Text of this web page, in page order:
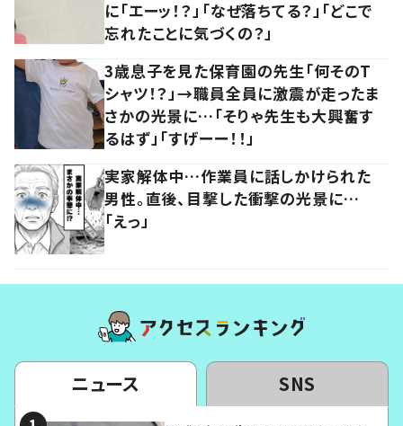
に「エーッ！？」「なぜ落ちてる？」「どこで
忘れたことに気づくの？」
3歳息子を見た保育園の先生「何そのT
シャツ！？」→職員全員に激震が走ったま
さかの光景に…「そりゃ先生も大興奮す
るはず」「すげーー！！」
実家解体中…作業員に話しかけられた
男性。直後、目撃した衝撃の光景に…
「えっ」
ニュース SNS